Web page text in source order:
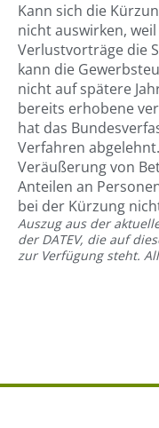
Kann sich die
nicht auswirken,
Verlustvorträge die
kann die
nicht auf spätere
bereits erhobene
hat das
Verfahren
Veräußerung von
Anteilen an
bei der Kürzung
Auszug aus der
der DATEV, die auf
zur Verfügung steht.